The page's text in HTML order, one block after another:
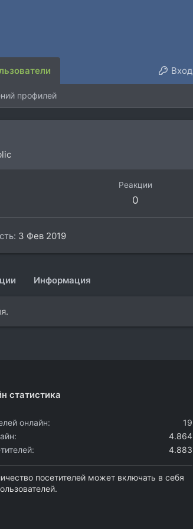
Вход
профилей
Реакции
0
3 Фев 2019
Информация
статистика
онлайн
19
4.864
4.883
посетителей может включать в себя